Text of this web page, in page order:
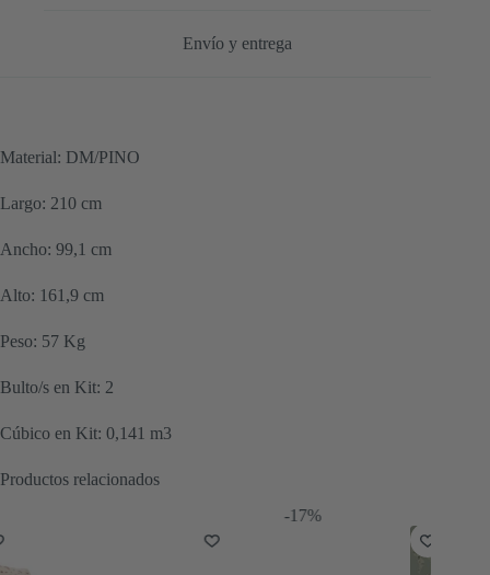
Envío y entrega
Material: DM/PINO
Largo: 210 cm
Ancho: 99,1 cm
Alto: 161,9 cm
Peso: 57 Kg
Bulto/s en Kit: 2
Cúbico en Kit: 0,141 m3
Productos relacionados
-8%